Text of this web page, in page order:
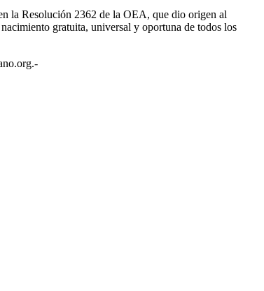
la Resolución 2362 de la OEA, que dio origen al
gratuita, universal y oportuna de todos los